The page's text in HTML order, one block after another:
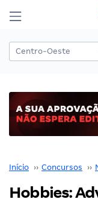
Início ›› Concursos ››
Hobbies: